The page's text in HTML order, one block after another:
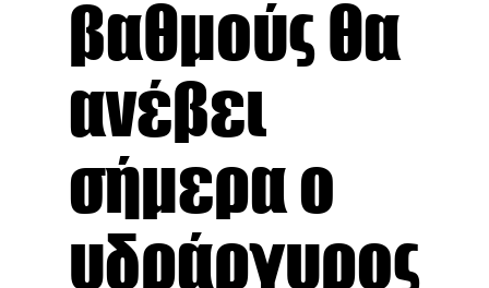
βαθμούς θα
ανέβει
σήμερα ο
υδράργυρος